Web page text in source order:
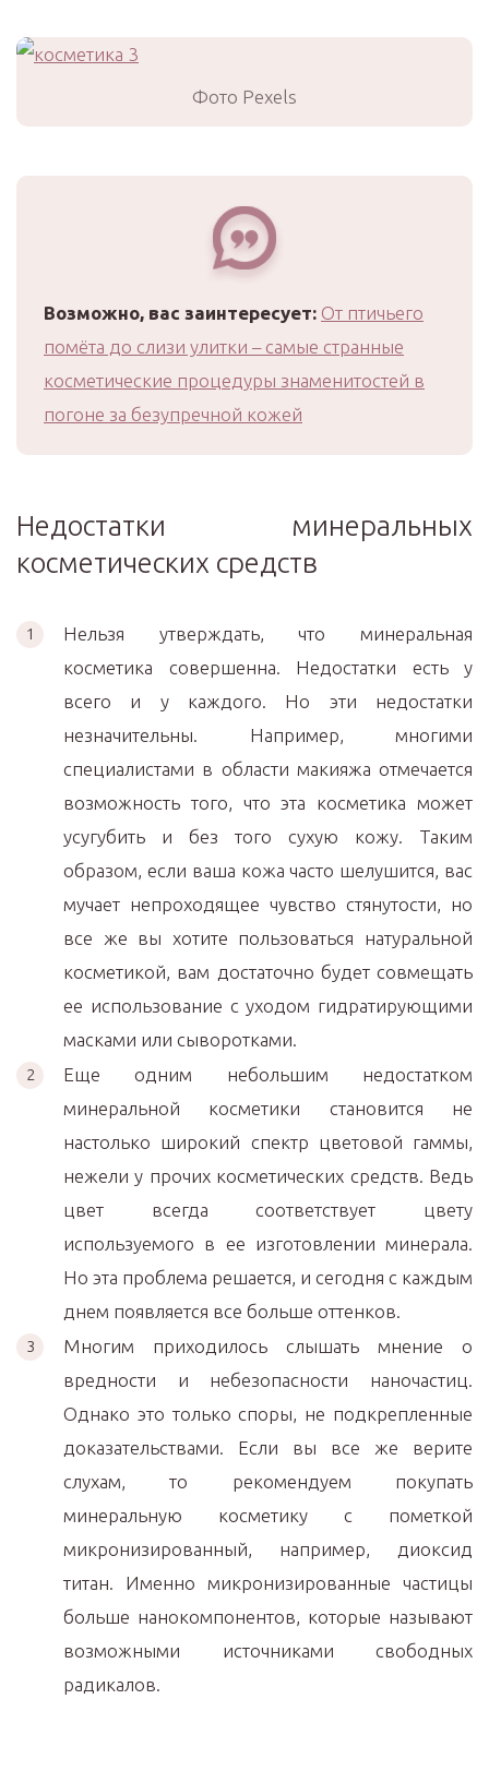
Фото Pexels
Возможно, вас заинтересует: От птичьего
помёта до слизи улитки – самые странные
косметические процедуры знаменитостей в
погоне за безупречной кожей
Недостатки минеральных
косметических средств
Нельзя утверждать, что минеральная
косметика совершенна. Недостатки есть у
всего и у каждого. Но эти недостатки
незначительны. Например, многими
специалистами в области макияжа отмечается
возможность того, что эта косметика может
усугубить и без того сухую кожу. Таким
образом, если ваша кожа часто шелушится, вас
мучает непроходящее чувство стянутости, но
все же вы хотите пользоваться натуральной
косметикой, вам достаточно будет совмещать
ее использование с уходом гидратирующими
масками или сыворотками.
Еще одним небольшим недостатком
минеральной косметики становится не
настолько широкий спектр цветовой гаммы,
нежели у прочих косметических средств. Ведь
цвет всегда соответствует цвету
используемого в ее изготовлении минерала.
Но эта проблема решается, и сегодня с каждым
днем появляется все больше оттенков.
Многим приходилось слышать мнение о
вредности и небезопасности наночастиц.
Однако это только споры, не подкрепленные
доказательствами. Если вы все же верите
слухам, то рекомендуем покупать
минеральную косметику с пометкой
микронизированный, например, диоксид
титан. Именно микронизированные частицы
больше нанокомпонентов, которые называют
возможными источниками свободных
радикалов.